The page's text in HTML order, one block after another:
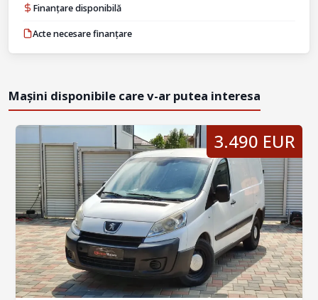
Finanțare disponibilă
Acte necesare finanțare
Mașini disponibile care v-ar putea interesa
3.490 EUR